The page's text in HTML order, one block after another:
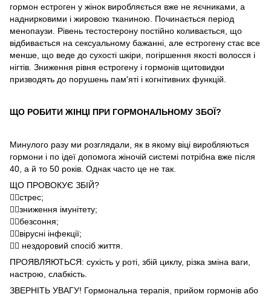
гормон естроген у жінок виробляється вже не яєчниками, а
наднирковими і жировою тканиною. Починається період
менопаузи. Рівень тестостерону постійно коливається, що
відбивається на сексуальному бажанні, але естрогену стає все
менше, що веде до сухості шкіри, погіршення якості волосся і
нігтів. Зниження рівня естрогену і гормонів щитовидки
призводять до порушень пам'яті і когнітивних функцій.
ЩО РОБИТИ ЖІНЦІ ПРИ ГОРМОНАЛЬНОМУ ЗБОЇ?
Минулого разу ми розглядали, як в якому віці виробляються
гормони і по ідеї допомога жіночій системі потрібна вже після
40, а й то 50 років. Однак часто це не так.
ЩО ПРОВОКУЄ ЗБІЙ?
👉🏼стрес;
👉🏼зниження імунітету;
👉🏼безсоння;
👉🏼вірусні інфекції;
👉🏼 нездоровий спосіб життя.
ПРОЯВЛЯЮТЬСЯ: сухість у роті, збій циклу, різка зміна ваги,
настрою, слабкість.
ЗВЕРНІТЬ УВАГУ! Гормональна терапія, прийом гормонів або